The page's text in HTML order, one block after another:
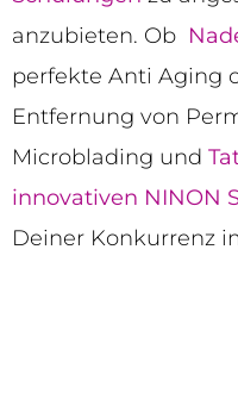
anzubieten. Ob
perfekte Anti Aging
Entfernung von
Microblading und
innovativen NINON
Deiner Konkurrenz